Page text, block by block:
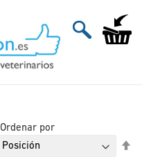
Mi
Ordenar por